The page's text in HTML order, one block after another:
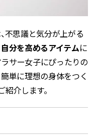
不思議と気分が上がる
自分を高めるアイテムに
サー女子にぴったりの
単に理想の身体をつく
紹介します。